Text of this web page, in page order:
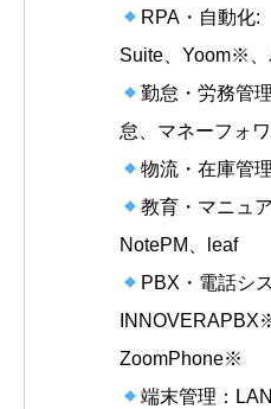
RPA・自動化
Suite、Yoom※
勤怠・労務管
怠、マネーフォ
物流・在庫管
教育・マニュ
NotePM、leaf
PBX・電話シ
ZoomPhone※
端末管理：